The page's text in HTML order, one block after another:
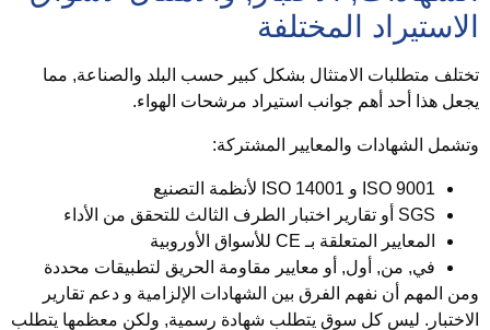
المختلفة
متطلبات الامتثال بشكل كبير حسب البلد والصناعة, مما
هذا أحد أهم جوانب استيراد مرشحات الهواء.
الشهادات والمعايير المشتركة:
ISO 9001 و ISO 14001
لأنظمة التصنيع
SGS أو تقارير اختبار الطرف الثالث
للتحقق من الأداء
المعايير المتعلقة بـ CE
للأسواق الأوروبية
في, من, أول, أو معايير مقاومة الحريقلتطبيقات محددة
المهم أن نفهم الفرق بينالشهادات الإلزاميةو دعم تقارير
. ليس كل سوق يتطلب شهادة رسمية, ولكن معظمها يتطلب